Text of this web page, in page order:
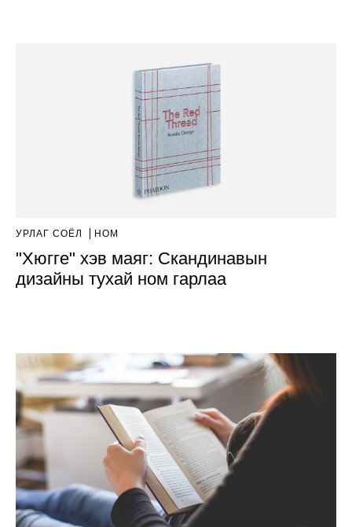
УРЛАГ СОЁЛ НОМ
"Хюгге" хэв маяг: Скандинавын
дизайны тухай ном гарлаа